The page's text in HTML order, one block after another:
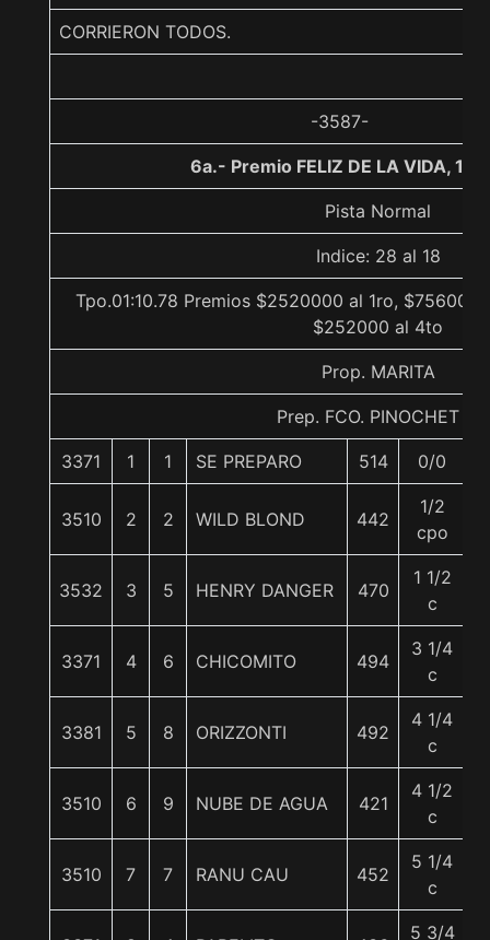
CORRIERON TODOS.
-3587-
6a.- Premio FELIZ DE LA VIDA,
Pista Normal
Indice: 28 al 18
Tpo.01:10.78 Premios $2520000 al 1ro,
$252000 al 4to
Prop. MARITA
Prep. FCO. PINOCHET P.
3371 1 1 SE PREPARO 514 0/0
3510 2 2 WILD BLOND 442
1/2
cpo
3532 3 5 HENRY DANGER 470
1 1/2
c
3371 4 6 CHICOMITO 494
3 1/4
c
3381 5 8 ORIZZONTI 492
4 1/4
c
3510 6 9 NUBE DE AGUA 421
4 1/2
c
3510 7 7 RANU CAU 452
5 1/4
c
5 3/4